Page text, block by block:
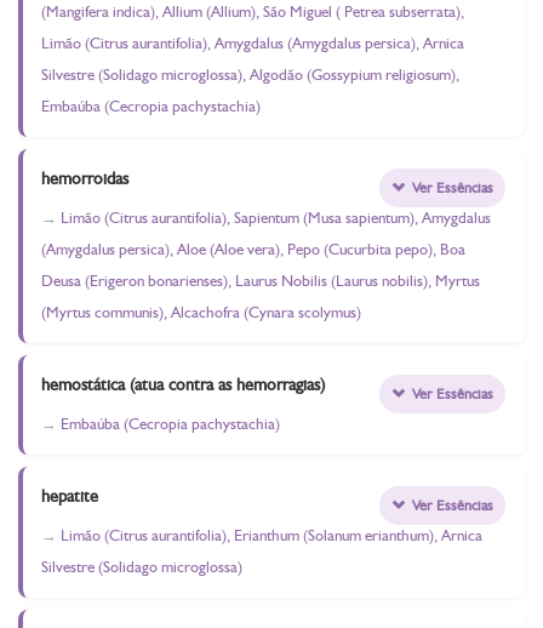
(Mangifera indica), Allium (Allium), São Miguel ( Petrea subserrata),
Limão (Citrus aurantifolia), Amygdalus (Amygdalus persica), Arnica
Silvestre (Solidago microglossa), Algodão (Gossypium religiosum),
Embaúba (Cecropia pachystachia)
hemorroidas
Limão (Citrus aurantifolia), Sapientum (Musa sapientum), Amygdalus
(Amygdalus persica), Aloe (Aloe vera), Pepo (Cucurbita pepo), Boa
Deusa (Erigeron bonarienses), Laurus Nobilis (Laurus nobilis), Myrtus
(Myrtus communis), Alcachofra (Cynara scolymus)
Ver Essências
hemostática (atua contra as hemorragias)
Embaúba (Cecropia pachystachia)
Ver Essências
hepatite
Limão (Citrus aurantifolia), Erianthum (Solanum erianthum), Arnica
Silvestre (Solidago microglossa)
Ver Essências